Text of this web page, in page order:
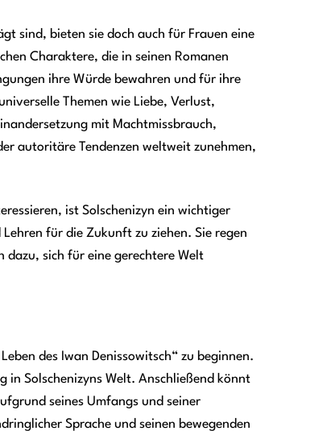
sind, bieten sie doch auch für Frauen eine
Charaktere, die in seinen Romanen
ihre Würde bewahren und für ihre
Themen wie Liebe, Verlust,
mit Machtmissbrauch,
autoritäre Tendenzen weltweit zunehmen,
ist Solschenizyn ein wichtiger
für die Zukunft zu ziehen. Sie regen
dazu, sich für eine gerechtere Welt
des Iwan Denissowitsch“ zu beginnen.
in Solschenizyns Welt. Anschließend könnt
seines Umfangs und seiner
Sprache und seinen bewegenden